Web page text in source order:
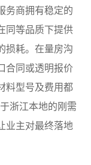
务商拥有稳定的
同等品质下提供
损耗。在量房沟
合同或透明报价
料型号及费用都
浙江本地的刚需
业主对最终落地